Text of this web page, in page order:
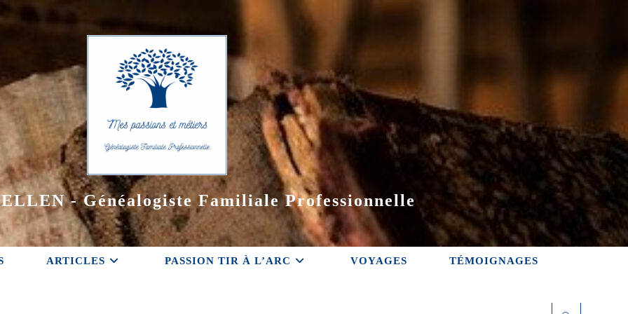
- Généalogiste Familiale Professionnelle
ARTICLES PASSION TIR À L’ARC VOYAGES TÉMOIGNAGES